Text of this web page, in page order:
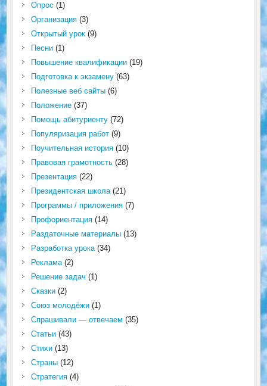
Опрос (1)
Организация(3)
Открытый урок(9)
Песни(1)
Повышение квалификации(19)
Подготовка к экзамену(63)
Полезные веб сайты(6)
Положение(37)
Помощь абитуриенту(72)
Популяризация работ(9)
Поучительная история(10)
Правовая грамотность(28)
Презентация(22)
Президентская школа(21)
Программы / приложения(7)
Профориентация(14)
Раздаточные материалы(13)
Разработка урока(34)
Реклама(2)
Решение задач (1)
Сказки(2)
Союз молодёжи(1)
Спрашивали — отвечаем (35)
Статьи(43)
Стихи(13)
Страны(12)
Стратегия(4)